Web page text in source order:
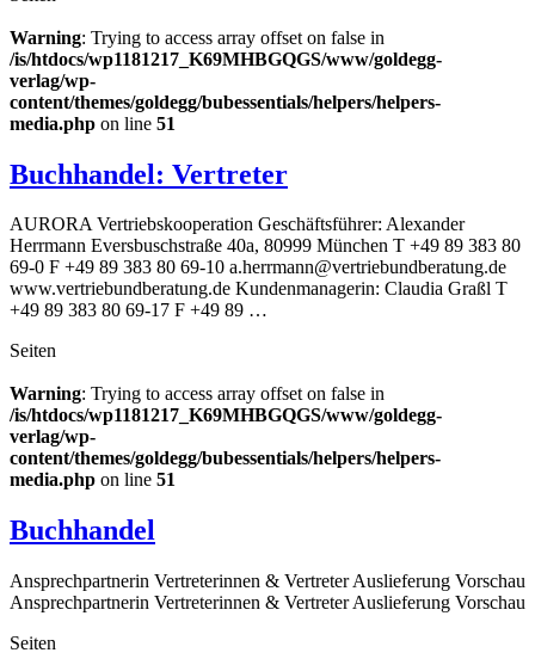
Warning: Trying to access array offset on false in
/is/htdocs/wp1181217_K69MHBGQGS/www/goldegg-
verlag/wp-
content/themes/goldegg/bubessentials/helpers/helpers-
media.php on line 51
Buchhandel: Vertreter
AURORA Vertriebskooperation Geschäftsführer: Alexander
Herrmann Eversbuschstraße 40a, 80999 München T +49 89 383 80
69-0 F +49 89 383 80 69-10 a.herrmann@vertriebundberatung.de
www.vertriebundberatung.de Kundenmanagerin: Claudia Graßl T
+49 89 383 80 69-17 F +49 89 …
Seiten
Warning: Trying to access array offset on false in
/is/htdocs/wp1181217_K69MHBGQGS/www/goldegg-
verlag/wp-
content/themes/goldegg/bubessentials/helpers/helpers-
media.php on line 51
Buchhandel
Ansprechpartnerin Vertreterinnen & Vertreter Auslieferung Vorschau
Ansprechpartnerin Vertreterinnen & Vertreter Auslieferung Vorschau
Seiten